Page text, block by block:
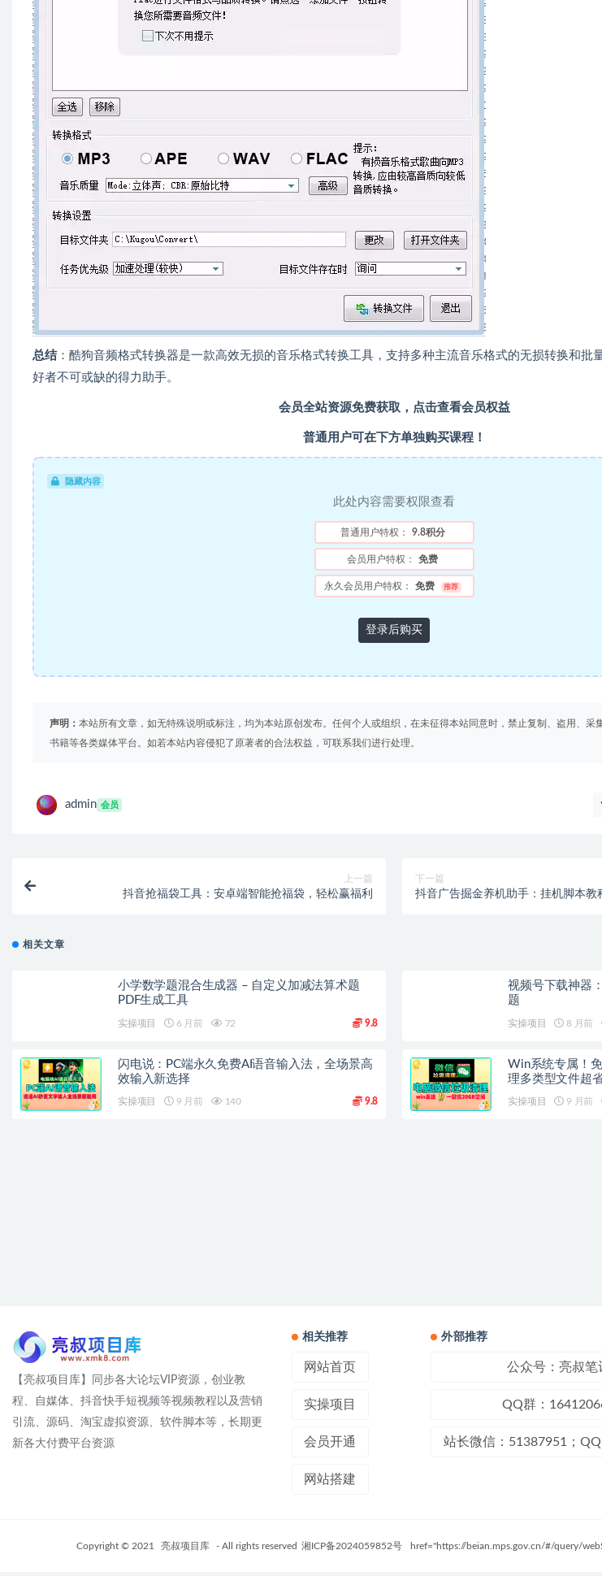
总结：酷狗音频格式转换器是一款高效无损的音乐格式转换工具，支持多种主流音乐格式的无损转换和批
好者不可或缺的得力助手。
会员全站资源免费获取，点击查看会员权益
普通用户可在下方单独购买课程！
隐藏内容
此处内容需要权限查看
普通用户特权： 9.8积分
会员用户特权： 免费
永久会员用户特权： 免费 推荐
登录后购买
声明： 本站所有文章，如无特殊说明或标注，均为本站原创发布。任何个人或组织，在未征得本站同意时，禁止复制、盗用、采
书籍等各类媒体平台。如若本站内容侵犯了原著者的合法权益，可联系我们进行处理。
admin 会员
上一篇
抖音抢福袋工具：安卓端智能抢福袋，轻松赢福利
下一篇
抖音广告掘金养机助手：挂机脚本教
相关文章
小学数学题混合生成器 – 自定义加减法算术题
PDF生成工具
实操项目 6 月前 72 9.8
视频号下载神器
题
实操项目 8 月前
闪电说：PC端永久免费AI语音输入法，全场景高
效输入新选择
实操项目 9 月前 140 9.8
Win系统专属！
理多类型文件超
实操项目 9 月前
【亮叔项目库】同步各大论坛VIP资源，创业教
程、自媒体、抖音快手短视频等视频教程以及营销
引流、源码、淘宝虚拟资源、软件脚本等，长期更
新各大付费平台资源
相关推荐
网站首页
实操项目
会员开通
网站搭建
外部推荐
公众号：亮叔笔
QQ群：
站长微信：51387951；
Copyright © 2021 亮叔项目库 - All rights reserved 湘ICP备2024059852号 href="https://beian.mps.gov.cn/#/query/